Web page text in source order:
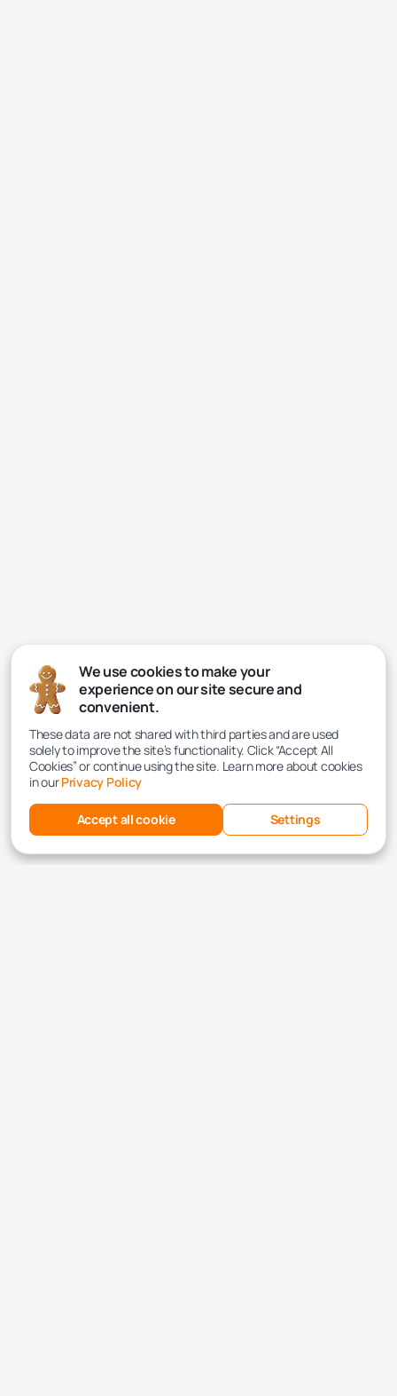
We use cookies to make your
experience on our site secure and
convenient.
These data are not shared with third parties and are used
solely to improve the site’s functionality. Click “Accept All
Cookies” or continue using the site. Learn more about cookies
in ourPrivacy Policy
Accept all cookie Settings